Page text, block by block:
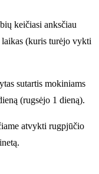
keičiasi anksčiau
laikas (kuris turėjo vykti
sutartis mokiniams
(rugsėjo 1 dieną).
atvykti rugpjūčio